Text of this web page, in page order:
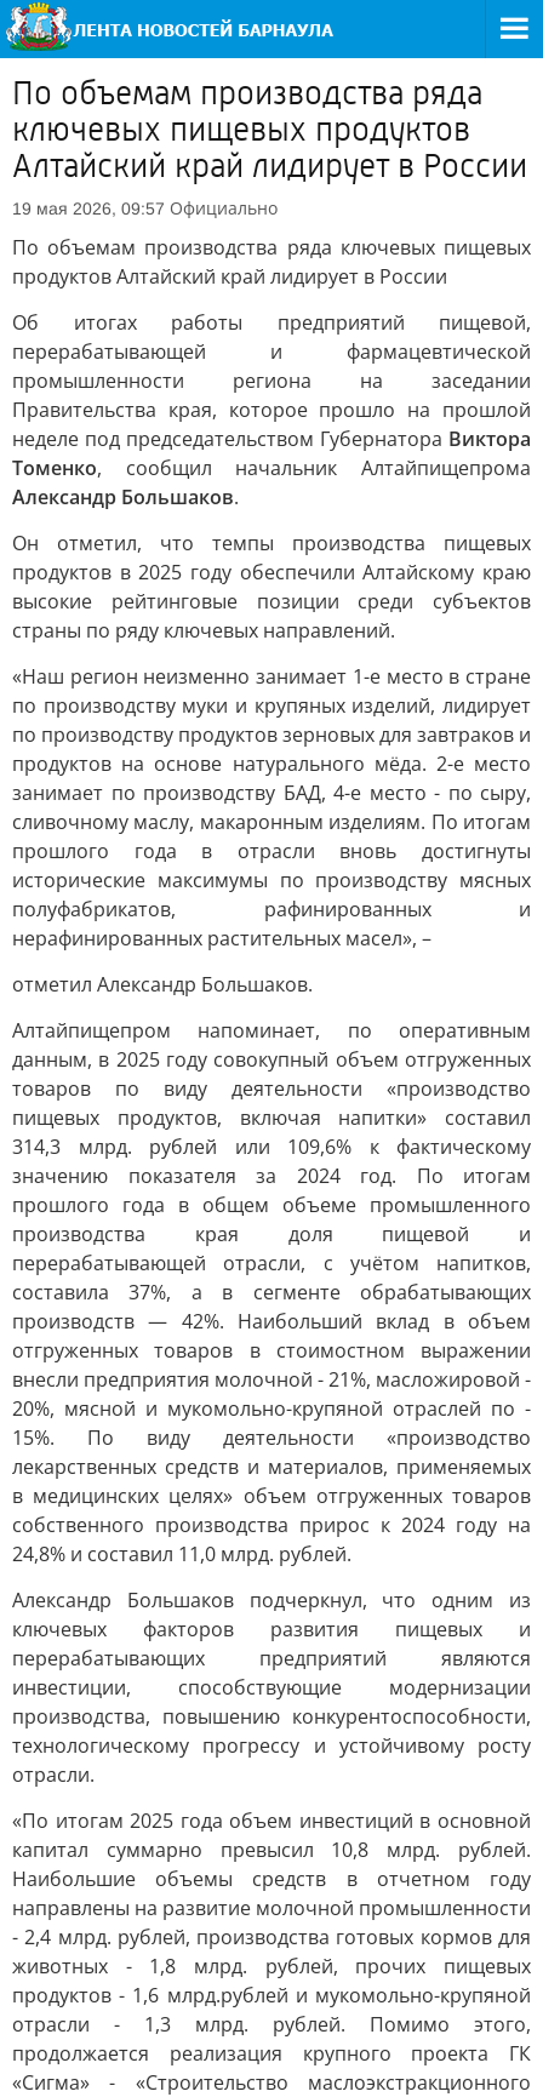
По объемам производства ряда
ключевых пищевых продуктов
Алтайский край лидирует в России
19 мая 2026, 09:57 Официально
По объемам производства ряда ключевых пищевых
продуктов Алтайский край лидирует в России
Об итогах работы предприятий пищевой,
перерабатывающей и фармацевтической
промышленности региона на заседании
Правительства края, которое прошло на прошлой
неделе под председательством Губернатора Виктора
Томенко, сообщил начальник Алтайпищепрома
Александр Большаков.
Он отметил, что темпы производства пищевых
продуктов в 2025 году обеспечили Алтайскому краю
высокие рейтинговые позиции среди субъектов
страны по ряду ключевых направлений.
«Наш регион неизменно занимает 1-е место в стране
по производству муки и крупяных изделий, лидирует
по производству продуктов зерновых для завтраков и
продуктов на основе натурального мёда. 2-е место
занимает по производству БАД, 4-е место - по сыру,
сливочному маслу, макаронным изделиям. По итогам
прошлого года в отрасли вновь достигнуты
исторические максимумы по производству мясных
полуфабрикатов, рафинированных и
нерафинированных растительных масел», –
отметил Александр Большаков.
Алтайпищепром напоминает, по оперативным
данным, в 2025 году совокупный объем отгруженных
товаров по виду деятельности «производство
пищевых продуктов, включая напитки» составил
314,3 млрд. рублей или 109,6% к фактическому
значению показателя за 2024 год. По итогам
прошлого года в общем объеме промышленного
производства края доля пищевой и
перерабатывающей отрасли, с учётом напитков,
составила 37%, а в сегменте обрабатывающих
производств — 42%. Наибольший вклад в объем
отгруженных товаров в стоимостном выражении
внесли предприятия молочной - 21%, масложировой -
20%, мясной и мукомольно-крупяной отраслей по -
15%. По виду деятельности «производство
лекарственных средств и материалов, применяемых
в медицинских целях» объем отгруженных товаров
собственного производства прирос к 2024 году на
24,8% и составил 11,0 млрд. рублей.
Александр Большаков подчеркнул, что одним из
ключевых факторов развития пищевых и
перерабатывающих предприятий являются
инвестиции, способствующие модернизации
производства, повышению конкурентоспособности,
технологическому прогрессу и устойчивому росту
отрасли.
«По итогам 2025 года объем инвестиций в основной
капитал суммарно превысил 10,8 млрд. рублей.
Наибольшие объемы средств в отчетном году
направлены на развитие молочной промышленности
- 2,4 млрд. рублей, производства готовых кормов для
животных - 1,8 млрд. рублей, прочих пищевых
продуктов - 1,6 млрд.рублей и мукомольно-крупяной
отрасли - 1,3 млрд. рублей. Помимо этого,
продолжается реализация крупного проекта ГК
«Сигма» - «Строительство маслоэкстракционного